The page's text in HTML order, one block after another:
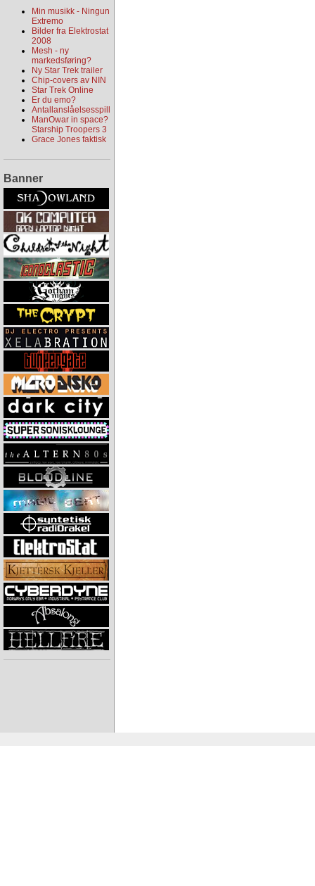
Min musikk - Ningun
Extremo
Bilder fra Elektrostat
2008
Mesh - ny
markedsføring?
Ny Star Trek trailer
Chip-covers av NIN
Star Trek Online
Er du emo?
Antallanslåelsesspill
ManOwar in space?
Starship Troopers 3
Grace Jones faktisk
Banner